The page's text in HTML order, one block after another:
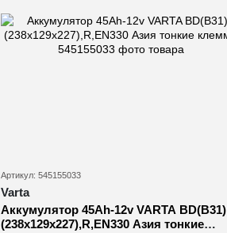
Артикул: 545155033
Varta
Аккумулятор 45Ah-12v VARTA BD(B31)
(238х129х227),R,EN330 Азия тонкие